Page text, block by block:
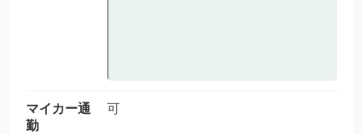
マイカー通
勤
可